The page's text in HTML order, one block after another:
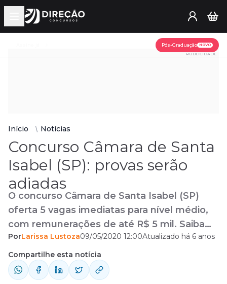
Open main menu
Pós-Graduação NOVO
PUBLICIDADE
Início Notícias
Concurso Câmara de Santa
Isabel (SP): provas serão
adiadas
O concurso Câmara de Santa Isabel (SP)
oferta 5 vagas imediatas para nível médio,
com remunerações de até R$ 5 mil. Saiba
mais detalhes aqui.
PorLarissa Lustoza09/05/2020 12:00Atualizado há 6 anos
Compartilhe esta notícia